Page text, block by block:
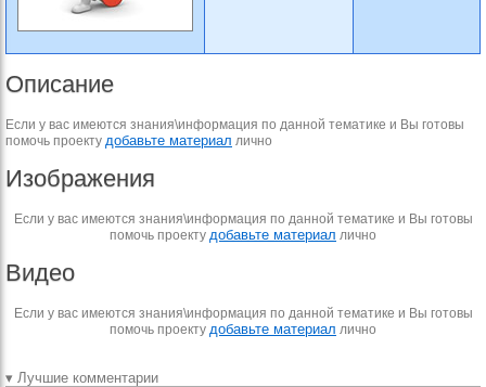
Описание
Если у вас имеются знания\информация по данной тематике и Вы готовы
помочь проекту добавьте материал лично
Изображения
Если у вас имеются знания\информация по данной тематике и Вы готовы
помочь проекту добавьте материал лично
Видео
Если у вас имеются знания\информация по данной тематике и Вы готовы
помочь проекту добавьте материал лично
▾ Лучшие комментарии